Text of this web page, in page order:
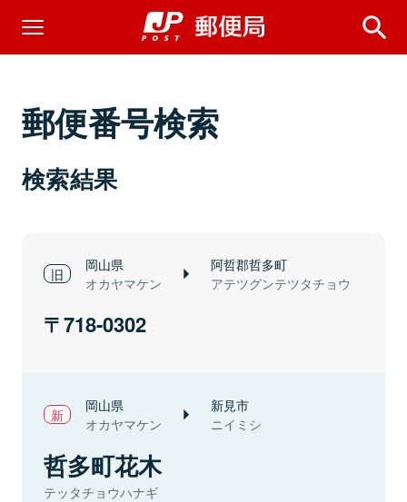
郵便番号検索
検索結果
岡山県
オカヤマケン
阿哲郡哲多町
アテツグンテツタチョウ
718-0302
岡山県
オカヤマケン
新見市
ニイミシ
哲多町花木
テッタチョウハナギ